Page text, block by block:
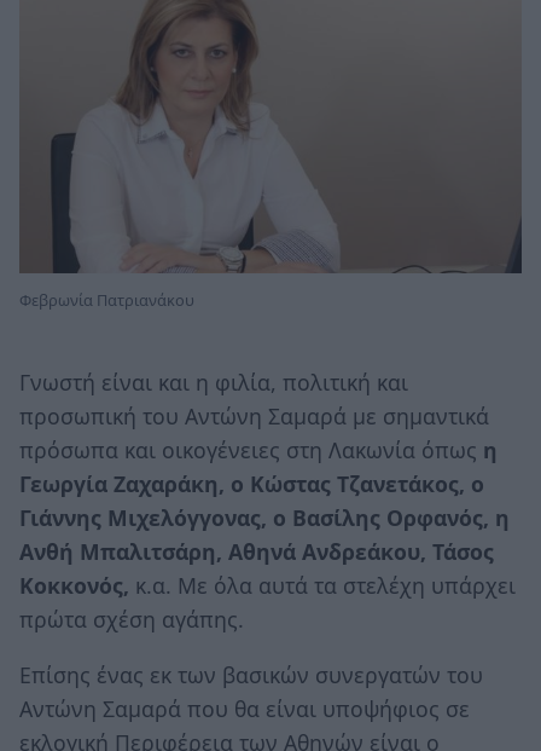
Φεβρωνία Πατριανάκου
Γνωστή είναι και η φιλία, πολιτική και
προσωπική του Αντώνη Σαμαρά με σημαντικά
πρόσωπα και οικογένειες στη Λακωνία όπως η
Γεωργία Ζαχαράκη, ο Κώστας Τζανετάκος, ο
Γιάννης Μιχελόγγονας, ο Βασίλης Ορφανός, η
Ανθή Μπαλιτσάρη, Αθηνά Ανδρεάκου, Τάσος
Κοκκονός, κ.α. Με όλα αυτά τα στελέχη υπάρχει
πρώτα σχέση αγάπης.
Επίσης ένας εκ των βασικών συνεργατών του
Αντώνη Σαμαρά που θα είναι υποψήφιος σε
εκλογική Περιφέρεια των Αθηνών είναι ο